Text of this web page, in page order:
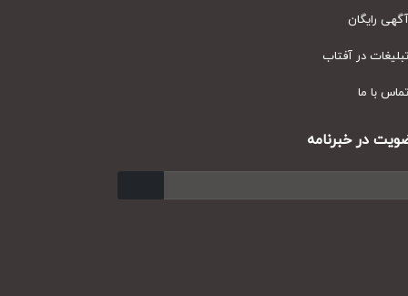
رایگان
در آفتاب
با ما
در خبرنامه